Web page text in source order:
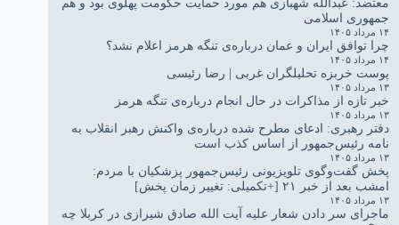
جمهوری اسلامی
۱۴ مرداد ۱۴۰۵
چرا توافق ایران و عمان درباره‌ی تنگه هرمز اعلام نشد؟
۱۴ مرداد ۱۴۰۵
پوست خربزه تحلیلگران غربی | رضا رئیسی
۱۳ مرداد ۱۴۰۵
خبر تازه از مذاکرات در حال انجام درباره‌ی تنگه هرمز
۱۳ مرداد ۱۴۰۵
دفتر رهبری: ادعای مطرح شده درباره‌ی واکنش رهبر انقلاب به
نامه رئیس‌جمهور از اساس کذب است
۱۳ مرداد ۱۴۰۵
پخش گفت‌وگوی تلویزیونی رئیس‌جمهور پزشکیان با مردم:
امشب بعد از خبر ۲۱ [+تکمیلی: تغییر زمان پخش]
۱۳ مرداد ۱۴۰۵
ماجرای سر دادن شعار علیه آیت الله صادق شیرازی در کربلا چه